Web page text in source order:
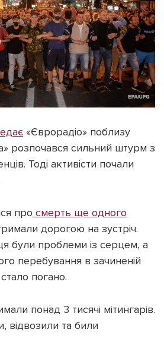
«Єврорадіо» поблизу
розпочався сильний штурм з
Тоді активісти почали
про смерть ще одного
дорогою на зустріч.
були проблеми із серцем, а
перебування в зачиненій
погано.
понад 3 тисячі мітингарів.
та били